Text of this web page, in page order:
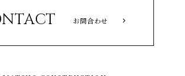
お問合わせ